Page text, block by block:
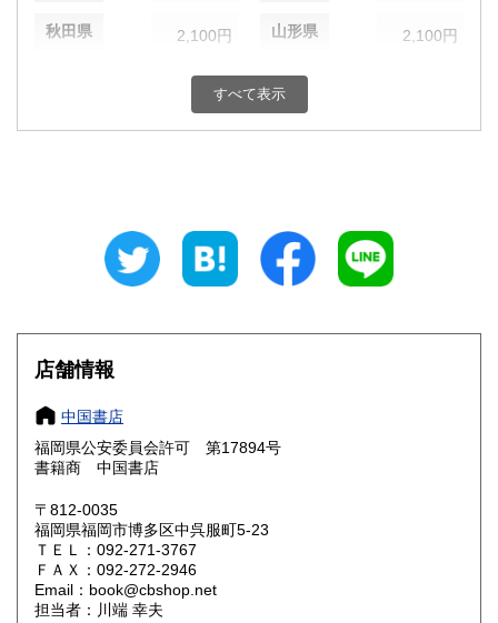
秋田県 2,100円 山形県 2,100円
2,100円 茨城県
栃木県 1,870円 群馬県 1,870円
1,870円 富山県
山梨県
岐阜県
愛知県 三重県
滋賀県
大阪府 1,430円
奈良県
すべて表示
店舗情報
中国書店
福岡県公安委員会許可 第17894号
書籍商 中国書店
〒812-0035
福岡県福岡市博多区中呉服町5-23
ＴＥＬ：092-271-3767
ＦＡＸ：092-272-2946
Email：book@cbshop.net
担当者：川端 幸夫